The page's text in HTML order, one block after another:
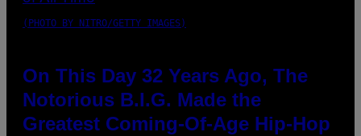
(PHOTO BY NITRO/GETTY IMAGES)
On This Day 32 Years Ago, The
Notorious B.I.G. Made the
Greatest Coming-Of-Age Hip-Hop